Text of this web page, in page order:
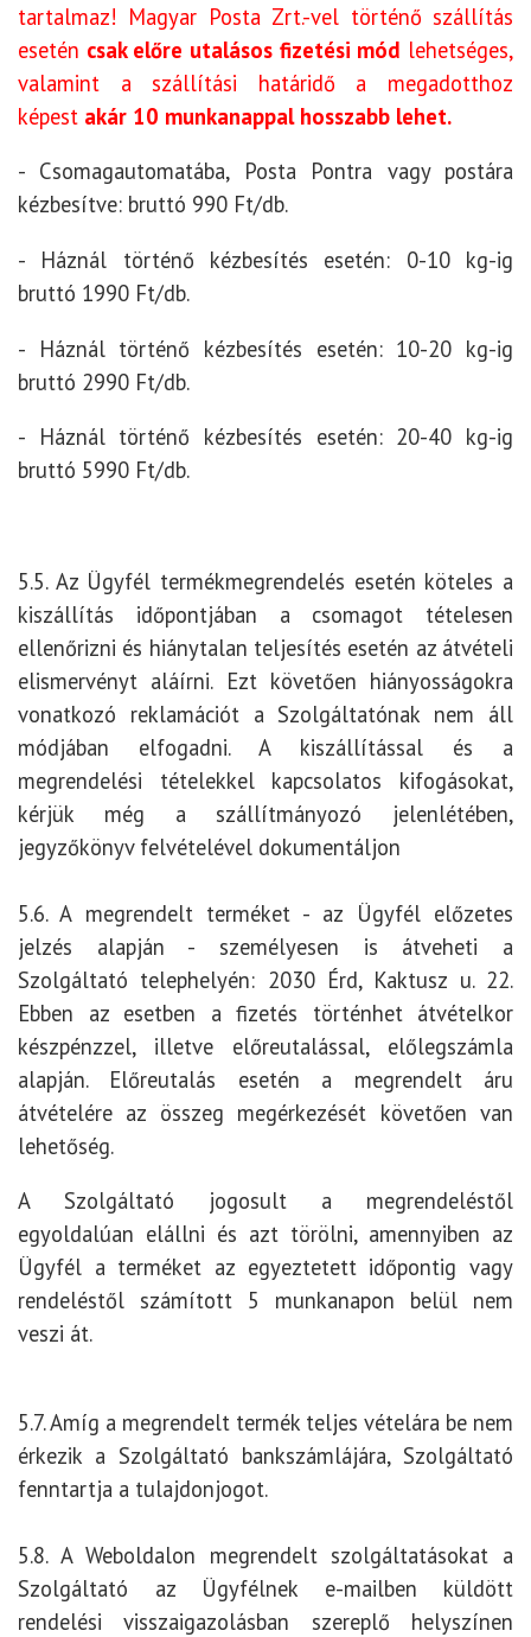
tartalmaz! Magyar Posta Zrt.-vel történő szállítás
esetén csak előre utalásos fizetési mód lehetséges,
valamint a szállítási határidő a megadotthoz
képest akár 10 munkanappal hosszabb lehet.
- Csomagautomatába, Posta Pontra vagy postára
kézbesítve: bruttó 990 Ft/db.
- Háznál történő kézbesítés esetén: 0-10 kg-ig
bruttó 1990 Ft/db.
- Háznál történő kézbesítés esetén: 10-20 kg-ig
bruttó 2990 Ft/db.
- Háznál történő kézbesítés esetén: 20-40 kg-ig
bruttó 5990 Ft/db.
5.5. Az Ügyfél termékmegrendelés esetén köteles a
kiszállítás időpontjában a csomagot tételesen
ellenőrizni és hiánytalan teljesítés esetén az átvételi
elismervényt aláírni. Ezt követően hiányosságokra
vonatkozó reklamációt a Szolgáltatónak nem áll
módjában elfogadni. A kiszállítással és a
megrendelési tételekkel kapcsolatos kifogásokat,
kérjük még a szállítmányozó jelenlétében,
jegyzőkönyv felvételével dokumentáljon
5.6. A megrendelt terméket - az Ügyfél előzetes
jelzés alapján - személyesen is átveheti a
Szolgáltató telephelyén: 2030 Érd, Kaktusz u. 22.
Ebben az esetben a fizetés történhet átvételkor
készpénzzel, illetve előreutalással, előlegszámla
alapján. Előreutalás esetén a megrendelt áru
átvételére az összeg megérkezését követően van
lehetőség.
A Szolgáltató jogosult a megrendeléstől
egyoldalúan elállni és azt törölni, amennyiben az
Ügyfél a terméket az egyeztetett időpontig vagy
rendeléstől számított 5 munkanapon belül nem
veszi át.
5.7. Amíg a megrendelt termék teljes vételára be nem
érkezik a Szolgáltató bankszámlájára, Szolgáltató
fenntartja a tulajdonjogot.
5.8. A Weboldalon megrendelt szolgáltatásokat a
Szolgáltató az Ügyfélnek e-mailben küldött
rendelési visszaigazolásban szereplő helyszínen